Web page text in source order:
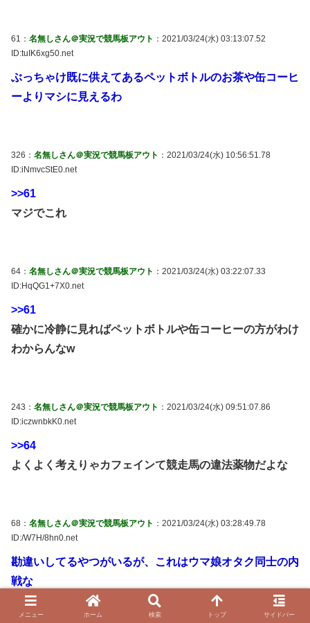
61： 名無しさん＠実況で競馬板アウト ：2021/03/24(水) 03:13:07.52
ID:tuIK6xg50.net
ぶっちゃけ既に供えてあるペットボトルのお茶や缶コーヒ
ーよりマシに見えるわ
326： 名無しさん＠実況で競馬板アウト ：2021/03/24(水) 10:56:51.78
ID:iNmvcStE0.net
>>61
マジでこれ
64： 名無しさん＠実況で競馬板アウト ：2021/03/24(水) 03:22:07.33
ID:HqQG1+7X0.net
>>61
確かに冷静に見ればペットボトルや缶コーヒーの方がわけ
わからんなw
243： 名無しさん＠実況で競馬板アウト ：2021/03/24(水) 09:51:07.86
ID:iczwnbkK0.net
>>64
よくよく考えりゃカフェインて競走馬の違法薬物だよな
68： 名無しさん＠実況で競馬板アウト ：2021/03/24(水) 03:28:49.78
ID:/W7H/8hn0.net
勘違いしてるやつがいるが、これはウマ娘オタク同士の内
戦な
「長く楽しみたいコンテンツなのに同じウマ娘オタクが余
計なことするな」って感じ
メニュー ホーム 検索 トップ サイドバー